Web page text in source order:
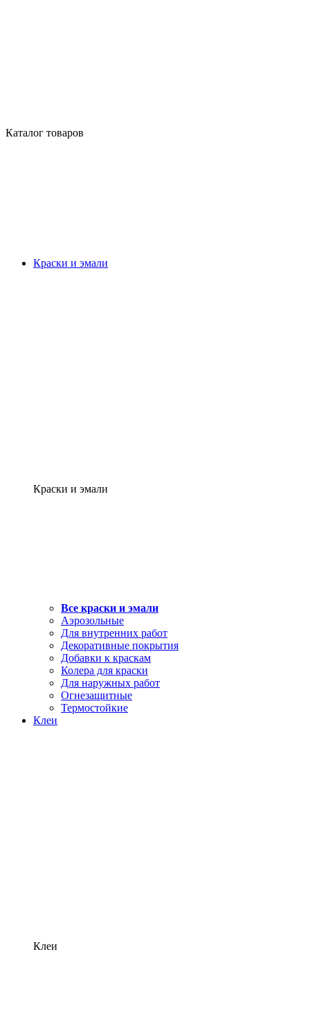
Каталог товаров
Краски и эмали
Краски и эмали
Все краски и эмали
Аэрозольные
Для внутренних работ
Декоративные покрытия
Добавки к краскам
Колера для краски
Для наружных работ
Огнезащитные
Термостойкие
Клеи
Клеи